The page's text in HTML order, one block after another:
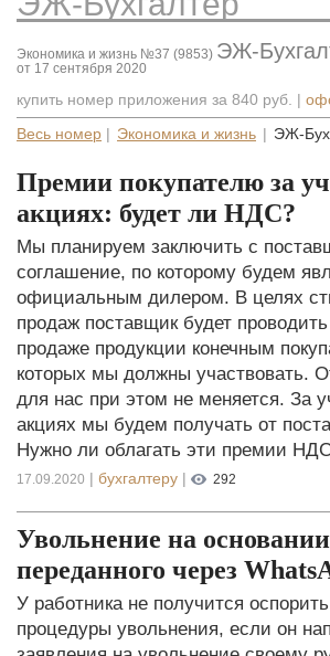
Экономика и жизнь №37 (9853) ЭЖ-
от 17 сентября 2020
купить номер приложения за 840 руб. |
Весь номер Экономика и жизнь ЭЖ-
Премии покупателю за
акциях: будет ли НДС?
Мы планируем заключить с
соглашение, по которому будем
официальным дилером. В целях
продаж поставщик будет
продаже продукции конечным
которых мы должны участвовать.
для нас при этом не меняется. За
акциях мы будем получать от
Нужно ли облагать эти премии
17.09.2020 | бухгалтеру | 292
Увольнение на
переданного через
У работника не получится оспорить
процедуры увольнения, если он